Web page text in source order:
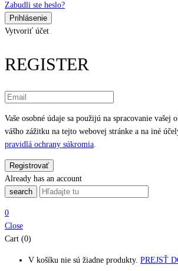
Zabudli ste heslo?
Vytvoriť účet
REGISTER
Vaše osobné údaje sa použijú na spracovanie vašej
vášho zážitku na tejto webovej stránke a na iné
pravidlá ochrany súkromia
Already has an account
search
0
Close
Cart (0)
V košíku nie sú žiadne produkty. PREJSŤ